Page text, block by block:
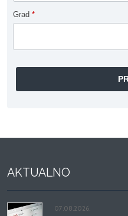
Grad *
AKTUALNO
07.08.2026.